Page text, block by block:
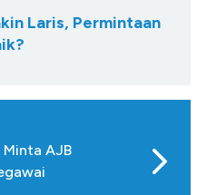
Laris, Permintaan
Minta AJB